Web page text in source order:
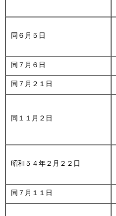
同６月５日
同７月６日
同７月２１日
同１１月２日
昭和５４年２月２２日
同７月１１日